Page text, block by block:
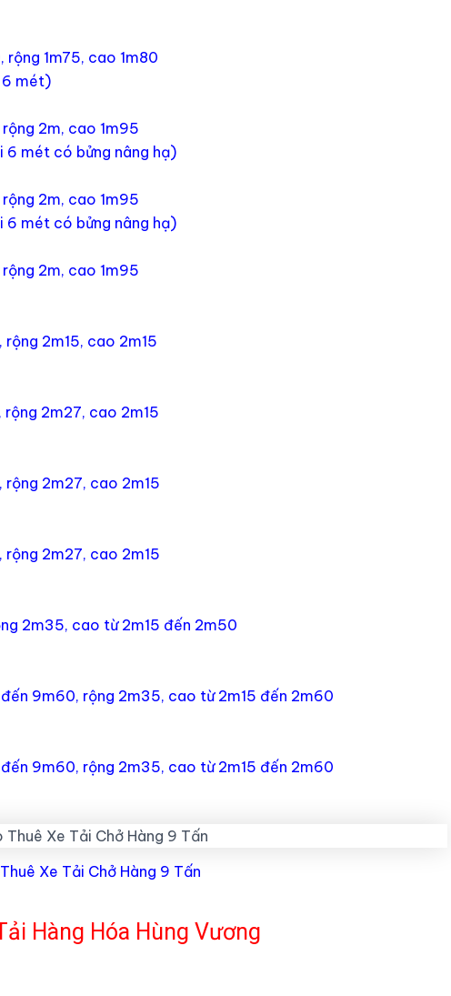
1m75, cao 1m80
6 mét)
2m, cao 1m95
6 mét có bửng nâng hạ)
2m, cao 1m95
6 mét có bửng nâng hạ)
2m, cao 1m95
2m15, cao 2m15
2m27, cao 2m15
2m27, cao 2m15
2m27, cao 2m15
2m35, cao từ 2m15 đến 2m50
9m60, rộng 2m35, cao từ 2m15 đến 2m60
9m60, rộng 2m35, cao từ 2m15 đến 2m60
Xe Tải Chở Hàng 9 Tấn
Hàng Hóa Hùng Vương